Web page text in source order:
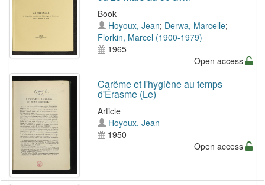
Book
Hoyoux, Jean; Derwa, Marcelle;
Florkin, Marcel (1900-1979)
1965
Open access
Carême et l'hygiène au temps
d'Érasme (Le)
Article
Hoyoux, Jean
1950
Open access